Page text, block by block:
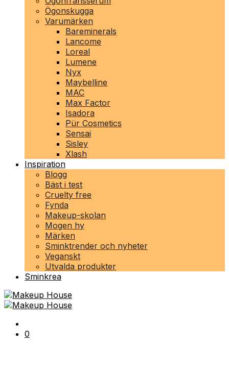
Ögonskugga
Varumärken
Bareminerals
Lancome
Loreal
Lumene
Nyx
Maybelline
MAC
Max Factor
Isadora
Pür Cosmetics
Sensai
Sisley
Xlash
Inspiration
Blogg
Bäst i test
Cruelty free
Fynda
Makeup-skolan
Mogen hy
Märken
Sminktrender och nyheter
Veganskt
Utvalda produkter
Sminkrea
0